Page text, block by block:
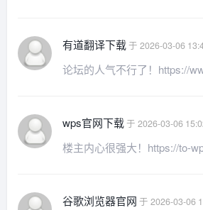
有道翻译下载于 2026-03-06
论坛的人气不行了！https://
wps官网下载于 2026-03-06
楼主内心很强大！https://to-
谷歌浏览器官网 于 2026-03-06